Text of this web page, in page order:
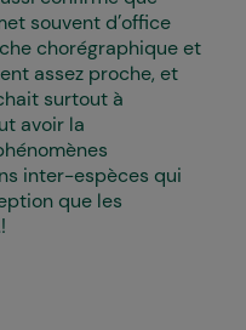
souvent d’office
chorégraphique et
assez proche, et
surtout à
avoir la
inter-espèces qui
que les